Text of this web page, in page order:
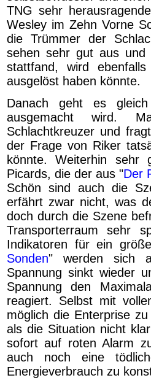
TNG sehr
Wesley im Zehn Vorne
die Trümmer der
sehen sehr gut aus
stattfand, wird
ausgelöst haben könnte.
Danach geht es
ausgemacht wird.
Schlachtkreuzer und
der Frage von Riker
könnte. Weiterhin sehr
Picards, die der aus "Der
Schön sind auch die
erfährt zwar nicht, was
doch durch die Szene
Transporterraum sehr
Indikatoren für ein
Sonden" werden sich
Spannung sinkt wieder
Spannung den
reagiert. Selbst mit
möglich die Enterprise
als die Situation nicht
sofort auf roten Alarm
auch noch eine
Energieverbrauch zu